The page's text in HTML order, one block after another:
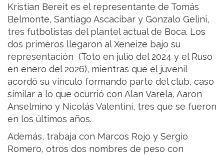
Kristian Bereit es el representante de Tomás
Belmonte, Santiago Ascacíbar y Gonzalo Gelini,
tres futbolistas del plantel actual de Boca. Los
dos primeros llegaron al Xeneize bajo su
representación (Toto en julio del 2024 y el Ruso
en enero del 2026), mientras que el juvenil
acordó su vínculo formando parte del club, caso
similar a lo que ocurrió con Alan Varela, Aaron
Anselmino y Nicolás Valentini, tres que se fueron
en los últimos años.
Además, trabaja con Marcos Rojo y Sergio
Romero, otros dos nombres de peso con